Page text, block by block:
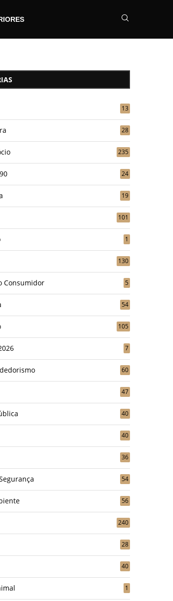
13
28
235
24
19
101
1
130
Consumidor 5
54
105
7
60
47
40
40
36
54
56
240
28
40
1